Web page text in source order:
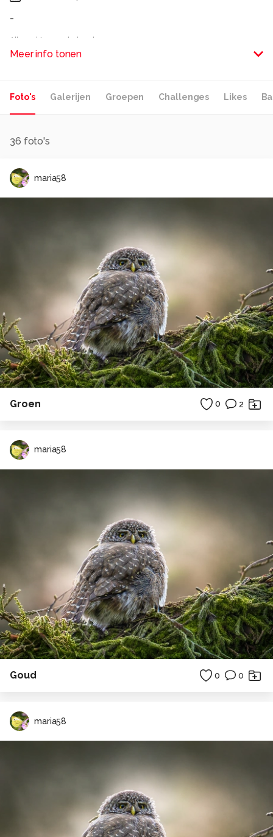
-
Alle rechten voorbehouden
Meer info tonen
Foto's Galerijen Groepen Challenges Likes
36 foto's
maria58
Groen 0 2
maria58
Goud 0 0
maria58